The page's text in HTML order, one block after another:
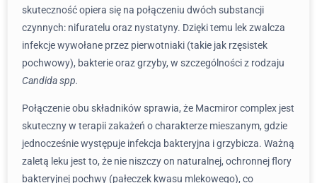
skuteczność opiera się na połączeniu dwóch substancji
czynnych: nifuratelu oraz nystatyny. Dzięki temu lek zwalcza
infekcje wywołane przez pierwotniaki (takie jak rzęsistek
pochwowy), bakterie oraz grzyby, w szczególności z rodzaju
Candida spp.
Połączenie obu składników sprawia, że Macmiror complex jest
skuteczny w terapii zakażeń o charakterze mieszanym, gdzie
jednocześnie występuje infekcja bakteryjna i grzybicza. Ważną
zaletą leku jest to, że nie niszczy on naturalnej, ochronnej flory
bakteryjnej pochwy (pałeczek kwasu mlekowego), co